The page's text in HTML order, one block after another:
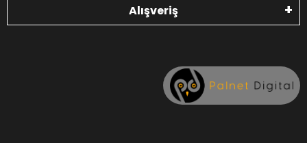
Alışveriş